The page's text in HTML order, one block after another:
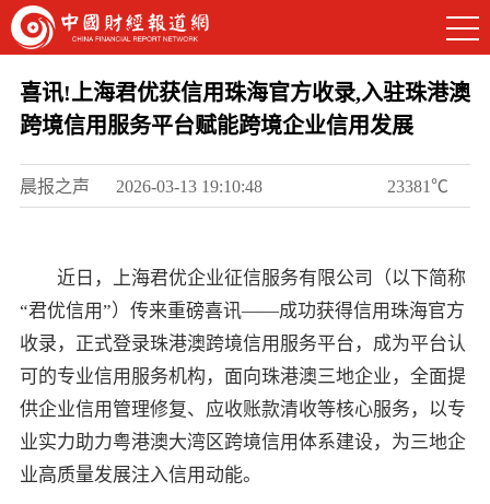
喜讯!上海君优获信用珠海官方收录,入驻珠港澳
跨境信用服务平台赋能跨境企业信用发展
晨报之声 2026-03-13 19:10:48 23381℃
近日，上海君优企业征信服务有限公司（以下简称
“君优信用”）传来重磅喜讯——成功获得信用珠海官方
收录，正式登录珠港澳跨境信用服务平台，成为平台认
可的专业信用服务机构，面向珠港澳三地企业，全面提
供企业信用管理修复、应收账款清收等核心服务，以专
业实力助力粤港澳大湾区跨境信用体系建设，为三地企
业高质量发展注入信用动能。